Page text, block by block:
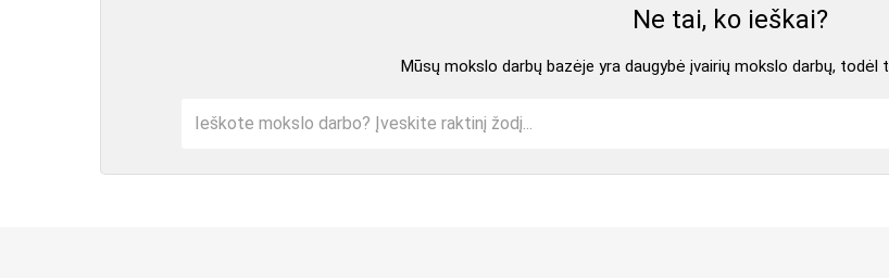
Ne tai, ko ieškai?
Mūsų mokslo darbų bazėje yra daugybė įvairių mokslo darbų, todėl